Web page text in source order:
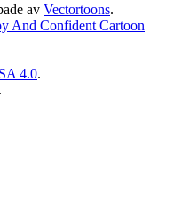
av Vectortoons.
And Confident Cartoon
4.0.